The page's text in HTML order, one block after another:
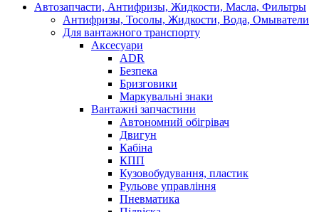
Автозапчасти, Антифризы, Жидкости, Масла, Фильтры
Антифризы, Тосолы, Жидкости, Вода, Омыватели
Для вантажного транспорту
Аксесуари
ADR
Безпека
Бризговики
Маркувальні знаки
Вантажні запчастини
Автономний обігрівач
Двигун
Кабіна
КПП
Кузовобудування, пластик
Рульове управління
Пневматика